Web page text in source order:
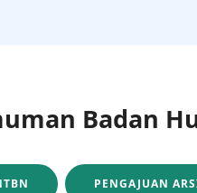
Badan
PENGAJUAN